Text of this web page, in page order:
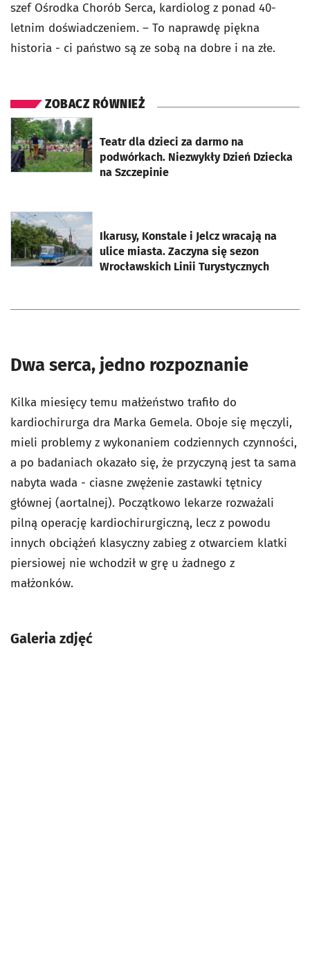
szef Ośrodka Chorób Serca, kardiolog z ponad 40-
letnim doświadczeniem. – To naprawdę piękna
historia - ci państwo są ze sobą na dobre i na złe.
ZOBACZ RÓWNIEŻ
Teatr dla dzieci za darmo na
podwórkach. Niezwykły Dzień Dziecka
na Szczepinie
otworzy się w nowej karcie
Ikarusy, Konstale i Jelcz wracają na
ulice miasta. Zaczyna się sezon
Wrocławskich Linii Turystycznych
otworzy się w nowej karcie
Dwa serca, jedno rozpoznanie
Kilka miesięcy temu małżeństwo trafiło do
kardiochirurga dra Marka Gemela. Oboje się męczyli,
mieli problemy z wykonaniem codziennych czynności,
a po badaniach okazało się, że przyczyną jest ta sama
nabyta wada - ciasne zwężenie zastawki tętnicy
głównej (aortalnej). Początkowo lekarze rozważali
pilną operację kardiochirurgiczną, lecz z powodu
innych obciążeń klasyczny zabieg z otwarciem klatki
piersiowej nie wchodził w grę u żadnego z
małżonków.
Galeria zdjęć